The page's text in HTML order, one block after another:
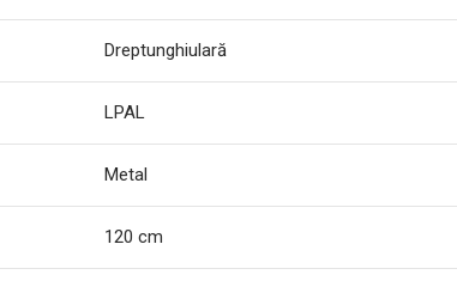
Dreptunghiulară
LPAL
Metal
120 cm